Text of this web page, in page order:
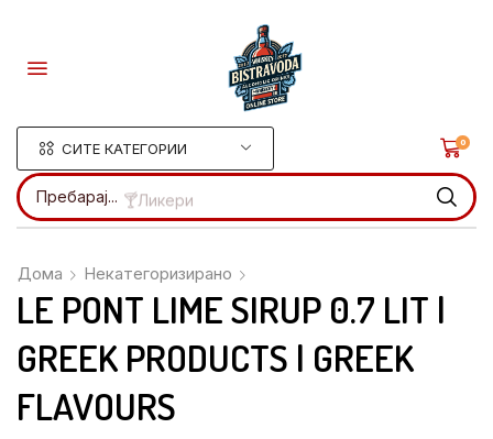
СИТЕ КАТЕГОРИИ
Пребарај... 🍸Ликери
0
Дома Некатегоризирано
LE PONT LIME SIRUP 0.7 LIT |
GREEK PRODUCTS | GREEK
FLAVOURS